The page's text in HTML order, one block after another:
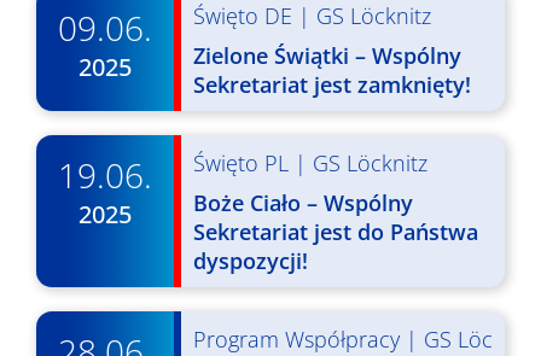
n
i
u
i
w
d
o
09.06.
2025
Święto DE | GS Löcknitz
Zielone Świątki – Wspólny
Sekretariat jest zamknięty!
19.06.
2025
Święto PL | GS Löcknitz
Boże Ciało – Wspólny
Sekretariat jest do Państwa
dyspozycji!
Program Współpracy| GS Löc